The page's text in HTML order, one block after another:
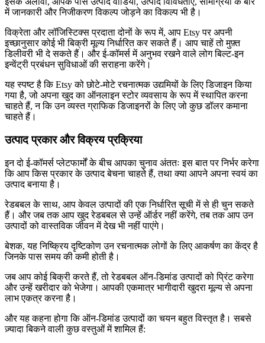
में जानकारी और निजीकरण विकल्प जोड़ने का विकल्प भी है।
विक्रेता और लॉजिस्टिक्स प्रदाता दोनों के रूप में, आप Etsy पर अपनी
इच्छानुसार कोई भी बिक्री मूल्य निर्धारित कर सकते हैं। आप चाहें तो मुफ़्त
डिलीवरी भी दे सकते हैं। और ई-कॉमर्स में अनुभव रखने वाले लोग बिल्ट-इन
इन्वेंट्री प्रबंधन सुविधाओं की सराहना करेंगे।
यह स्पष्ट है कि Etsy को छोटे-मोटे रचनात्मक उद्यमियों के लिए डिजाइन किया
गया है, जो अपना खुद का ऑनलाइन स्टोर व्यवसाय के रूप में स्थापित करना
चाहते हैं, न कि उन व्यस्त ग्राफिक डिजाइनरों के लिए जो कुछ डॉलर कमाना
चाहते हैं।
उत्पाद प्रकार और विक्रय प्रक्रिया
इन दो ई-कॉमर्स प्लेटफार्मों के बीच आपका चुनाव अंततः इस बात पर निर्भर करेगा
कि आप किस प्रकार के उत्पाद बेचना चाहते हैं, तथा क्या आपने अपना स्वयं का
उत्पाद बनाया है।
रेडबबल के साथ, आप केवल उत्पादों की एक निर्धारित सूची में से ही चुन सकते
हैं। और जब तक आप खुद रेडबबल से उन्हें ऑर्डर नहीं करेंगे, तब तक आप उन
उत्पादों को वास्तविक जीवन में देख भी नहीं पाएंगे।
बेशक, यह निष्क्रिय दृष्टिकोण उन रचनात्मक लोगों के लिए आकर्षण का केंद्र है
जिनके पास समय की कमी होती है।
जब आप कोई बिक्री करते हैं, तो रेडबबल ऑन-डिमांड उत्पादों को प्रिंट करेगा
और उन्हें खरीदार को भेजेगा। आपकी एकमात्र भागीदारी खुदरा मूल्य से अपना
लाभ एकत्र करना है।
और यह कहना होगा कि ऑन-डिमांड उत्पादों का चयन बहुत विस्तृत है। सबसे
ज़्यादा बिकने वाली कुछ वस्तुओं में शामिल हैं: